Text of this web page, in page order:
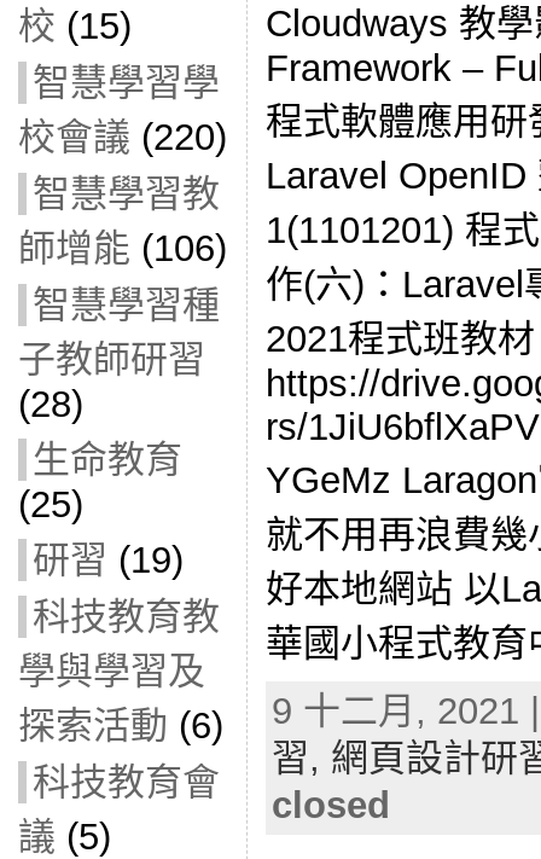
校 (15)
智慧學習學
校會議 (220)
智慧學習教
師增能 (106)
智慧學習種
子教師研習
(28)
生命教育
(25)
研習 (19)
科技教育教
學與學習及
探索活動 (6)
科技教育會
議 (5)
Cloudways 教
Framework –
程式軟體應用
Laravel
1(1101201) 程
作(六)：Laravel
2021程式班教
https://
rs/
YGeMz
就不用再浪費
好本地網站 以
華國小程式教
9 十二月, 2021
習, 網頁設計研
closed